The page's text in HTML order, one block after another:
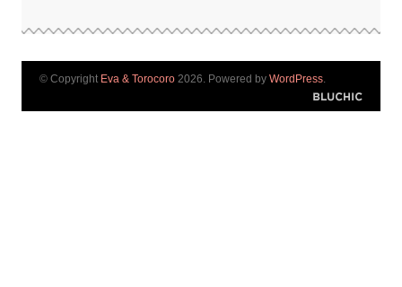
© Copyright Eva & Torocoro 2026. Powered by WordPress